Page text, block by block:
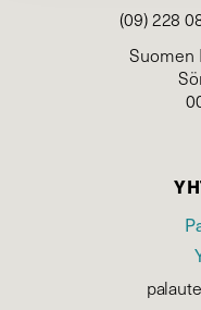
(09) 228
Suomen